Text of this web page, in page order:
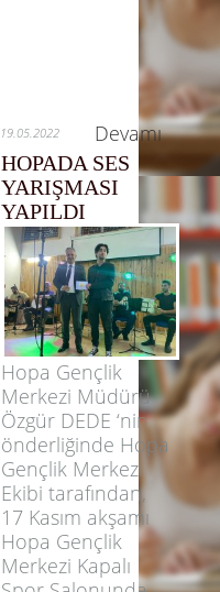
19.05.2022 Devamı
HOPADA SES
YARIŞMASI
YAPILDI
Hopa Gençlik
Merkezi Müdürü
Özgür DEDE ‘nin
önderliğinde Hopa
Gençlik Merkezi
Ekibi tarafından,
17 Kasım akşamı
Hopa Gençlik
Merkezi Kapalı